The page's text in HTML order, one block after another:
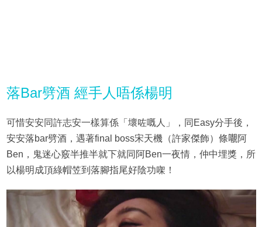
落Bar劈酒 經手人唔係楊明
可惜安安同許志安一樣算係「壞咗嘅人」，同Easy分手後，
安安落bar劈酒，遇著final boss宋天機（許家傑飾）條𡃁阿
Ben，鬼迷心竅半推半就下就同阿Ben一夜情，仲中埋獎，所
以楊明成頂綠帽笠到落腳指尾好陰功㗎！